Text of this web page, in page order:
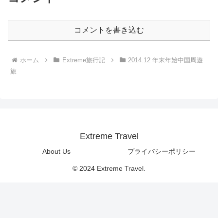
コメントを書き込む
ホーム Extreme旅行記
2014.12 年末年始中国周遊
旅
Extreme Travel
About Us プライバシーポリシー
© 2024 Extreme Travel.